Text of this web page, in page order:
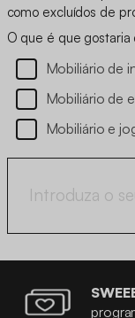
como excluídos de
O que é que gostaria
Mobiliário de
Mobiliário de
Mobiliário e